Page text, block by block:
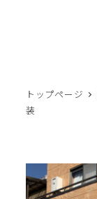
トップページ
装